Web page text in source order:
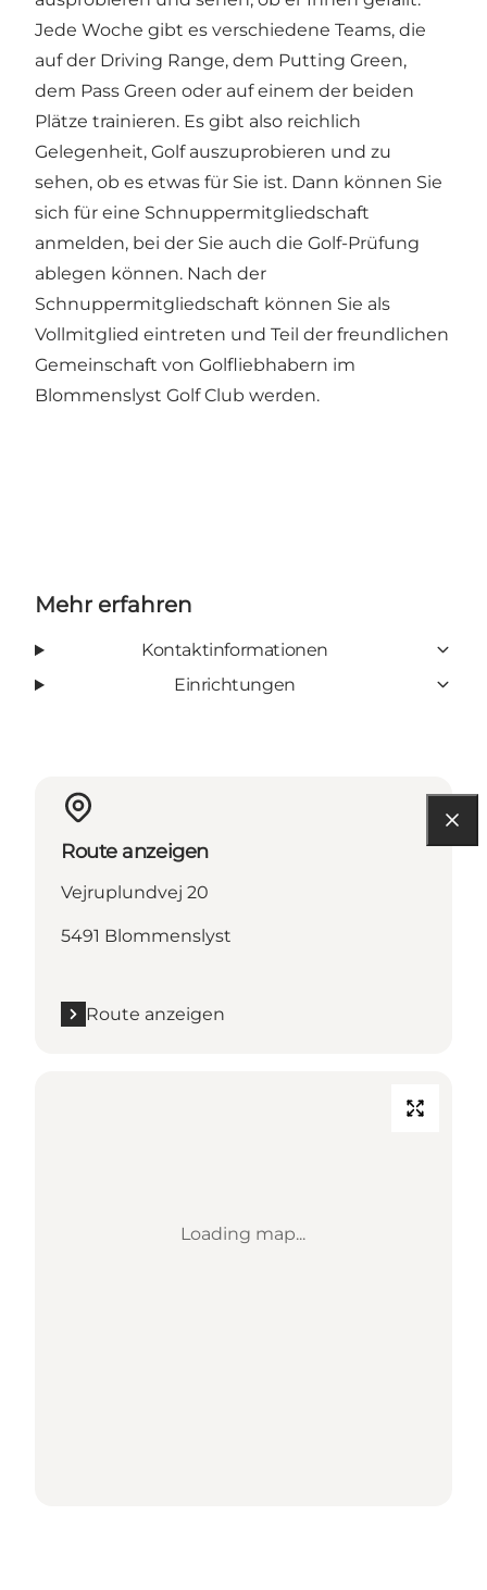
Jede Woche gibt es verschiedene Teams, die
auf der Driving Range, dem Putting Green,
dem Pass Green oder auf einem der beiden
Plätze trainieren. Es gibt also reichlich
Gelegenheit, Golf auszuprobieren und zu
sehen, ob es etwas für Sie ist. Dann können Sie
sich für eine Schnuppermitgliedschaft
anmelden, bei der Sie auch die Golf-Prüfung
ablegen können. Nach der
Schnuppermitgliedschaft können Sie als
Vollmitglied eintreten und Teil der freundlichen
Gemeinschaft von Golfliebhabern im
Blommenslyst Golf Club werden.
Mehr erfahren
Kontaktinformationen
Einrichtungen
Route anzeigen
Vejruplundvej 20
5491 Blommenslyst
Route anzeigen
Loading map...